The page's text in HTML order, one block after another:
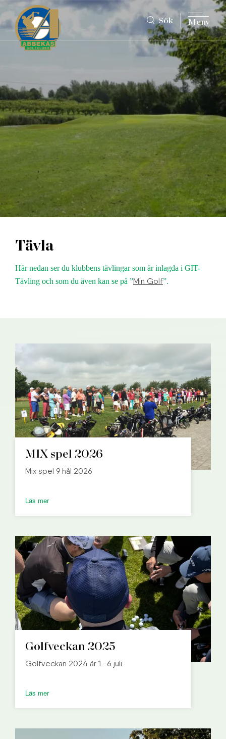
Sök Meny
Tävla
Här nedan ser du klubbens tävlingar som är inlagda i GIT-
Tävling och som du även kan se på ”Min Golf”.
MIX spel 2026
Mix spel 9 hål 2026
Läs mer
Golfveckan 2025
Golfveckan 2024 är 1 -6 juli
Läs mer